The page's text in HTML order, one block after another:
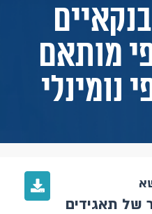
מותאם
נומינלי
תאגידים